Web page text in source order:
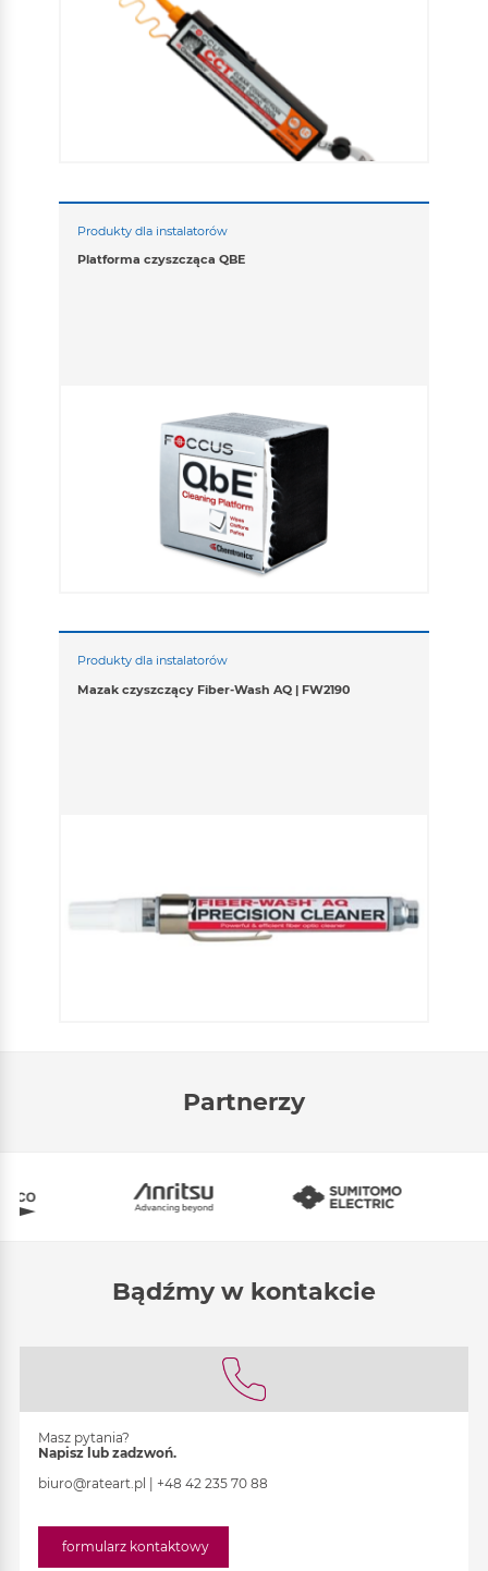
Produkty dla instalatorów
Platforma czyszcząca QBE
Produkty dla instalatorów
Mazak czyszczący Fiber-Wash AQ | FW2190
Partnerzy
Bądźmy w kontakcie
Masz pytania?
Napisz lub zadzwoń.
biuro@rateart.pl
|+48 42 235 70 88
formularz kontaktowy